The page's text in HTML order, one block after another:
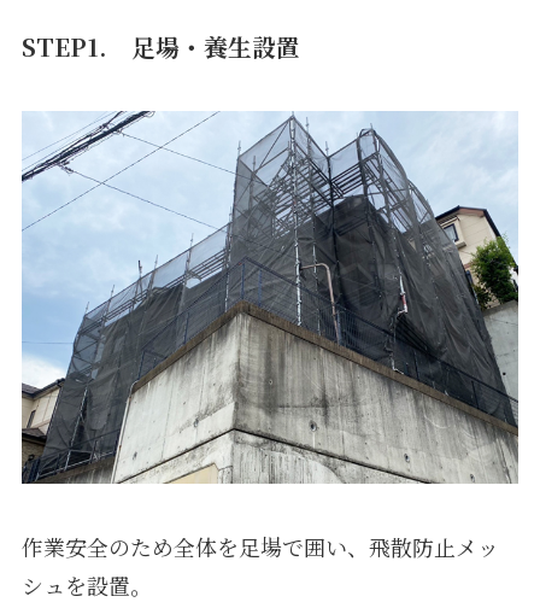
STEP1. 足場・養生設置
作業安全のため全体を足場で囲い、飛散防止メッ
シュを設置。